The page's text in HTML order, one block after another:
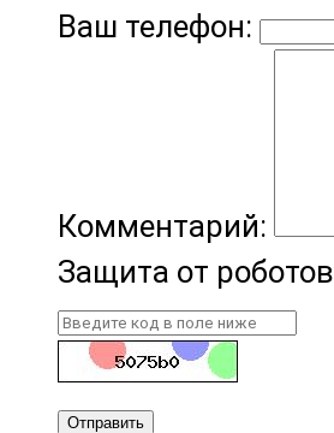
Ваш телефон:
Комментарий:
Защита от роботов
Отправить